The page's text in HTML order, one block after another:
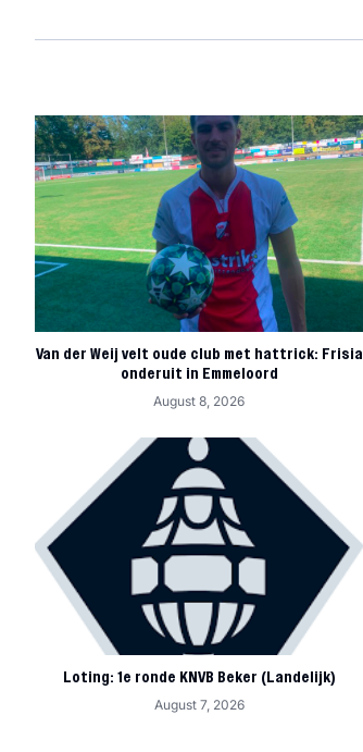
Van der Weij velt oude club met hattrick: Frisia
onderuit in Emmeloord
August 8, 2026
Loting: 1e ronde KNVB Beker (Landelijk)
August 7, 2026